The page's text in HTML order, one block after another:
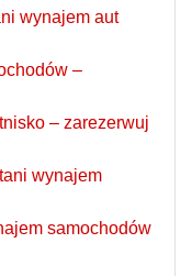
wynajem aut
–
– zarezerwuj
wynajem
samochodów